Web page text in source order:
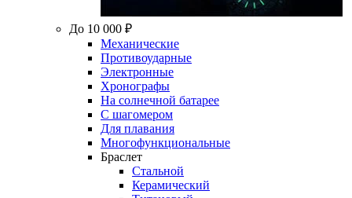
До 10 000 ₽
Механические
Противоударные
Электронные
Хронографы
На солнечной батарее
С шагомером
Для плавания
Многофункциональные
Браслет
Стальной
Керамический